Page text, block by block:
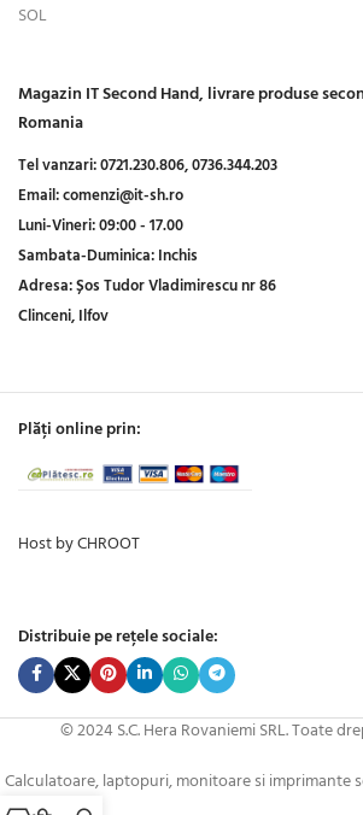
SOL
Magazin IT Second Hand, livrare produse
Romania
Tel vanzari:0721.230.806,0736.344.203
Email:comenzi@it-sh.ro
Luni-Vineri:09:00 - 17.00
Sambata-Duminica:Inchis
Adresa:Șos Tudor Vladimirescu nr 86
Clinceni, Ilfov
Plăți online prin:
Host by CHROOT
Distribuie pe rețele sociale:
© 2024 S.C. Hera Rovaniemi SRL. Toate
Calculatoare, laptopuri, monitoare si imprimante